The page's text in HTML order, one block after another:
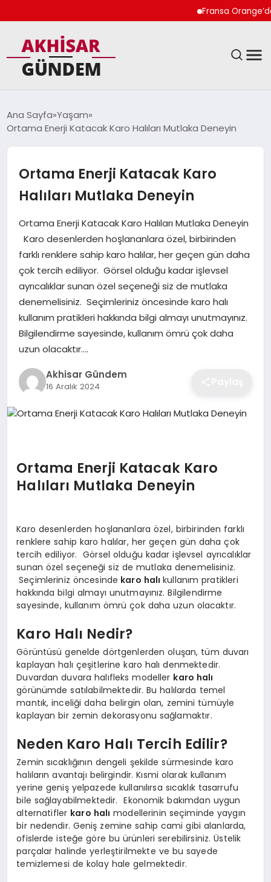
Fransa Orange’da
EKONOMI
SPOR
TEKNOLOJI
YAŞAM
Ana Sayfa Yaşam
Ortama Enerji Katacak Karo Halıları Mutlaka Deneyin
Ortama Enerji Katacak Karo
Halıları Mutlaka Deneyin
Ortama Enerji Katacak Karo Halıları Mutlaka Deneyin
Karo desenlerden hoşlananlara özel, birbirinden
farklı renklere sahip karo halılar, her geçen gün daha
çok tercih ediliyor. Görsel olduğu kadar işlevsel
ayrıcalıklar sunan özel seçeneği siz de mutlaka
denemelisiniz. Seçimleriniz öncesinde karo halı
kullanım pratikleri hakkında bilgi almayı unutmayınız.
Bilgilendirme sayesinde, kullanım ömrü çok daha
uzun olacaktır….
Akhisar Gündem
16 Aralık 2024
Ortama Enerji Katacak Karo
Halıları Mutlaka Deneyin
Karo desenlerden hoşlananlara özel, birbirinden farklı
renklere sahip karo halılar, her geçen gün daha çok
tercih ediliyor. Görsel olduğu kadar işlevsel ayrıcalıklar
sunan özel seçeneği siz de mutlaka denemelisiniz.
Seçimleriniz öncesinde karo halıkullanım pratikleri
hakkında bilgi almayı unutmayınız. Bilgilendirme
sayesinde, kullanım ömrü çok daha uzun olacaktır.
Karo Halı Nedir?
Görüntüsü genelde dörtgenlerden oluşan, tüm duvarı
kaplayan halı çeşitlerine karo halı denmektedir.
Duvardan duvara halıfleks modeller karo halı
görünümde satılabilmektedir. Bu halılarda temel
mantık, inceliği daha belirgin olan, zemini tümüyle
kaplayan bir zemin dekorasyonu sağlamaktır.
Neden Karo Halı Tercih Edilir?
Zemin sıcaklığının dengeli şekilde sürmesinde karo
halıların avantajı belirgindir. Kısmi olarak kullanım
yerine geniş yelpazede kullanılırsa sıcaklık tasarrufu
bile sağlayabilmektedir. Ekonomik bakımdan uygun
alternatifler karo halı modellerinin seçiminde yaygın
bir nedendir. Geniş zemine sahip cami gibi alanlarda,
ofislerde isteğe göre bu ürünleri serebilirsiniz. Üstelik
parçalar halinde yerleştirilmekte ve bu sayede
temizlemesi de kolay hale gelmektedir.